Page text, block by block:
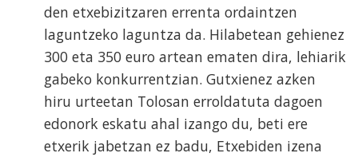
den etxebizitzaren errenta ordaintzen
laguntzeko laguntza da. Hilabetean gehienez
300 eta 350 euro artean ematen dira, lehiarik
gabeko konkurrentzian. Gutxienez azken
hiru urteetan Tolosan erroldatuta dagoen
edonork eskatu ahal izango du, beti ere
etxerik jabetzan ez badu, Etxebiden izena